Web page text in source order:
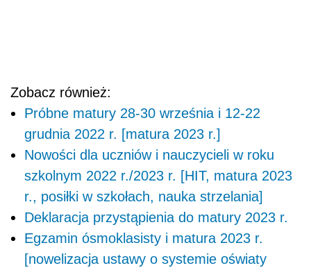
Zobacz również:
Próbne matury 28-30 września i 12-22
grudnia 2022 r. [matura 2023 r.]
Nowości dla uczniów i nauczycieli w roku
szkolnym 2022 r./2023 r. [HIT, matura 2023
r., posiłki w szkołach, nauka strzelania]
Deklaracja przystąpienia do matury 2023 r.
Egzamin ósmoklasisty i matura 2023 r.
[nowelizacja ustawy o systemie oświaty